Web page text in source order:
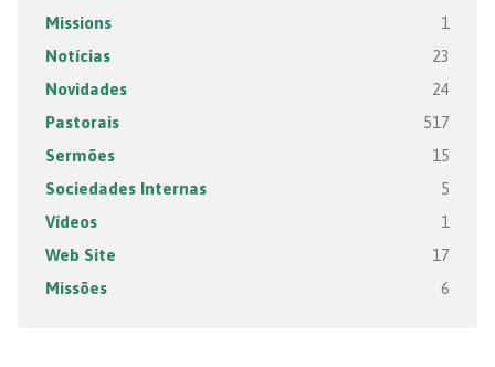
Missions 1
Notícias 23
Novidades 24
Pastorais 517
Sermões 15
Sociedades Internas 5
Vídeos 1
Web Site 17
Missões 6